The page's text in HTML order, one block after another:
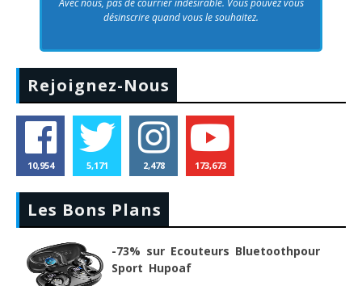
Avec nous, pas de courrier indésirable. Vous pouvez vous
désinscrire quand vous le souhaitez.
Rejoignez-Nous
10,954 5,171 2,478 173,673
Les Bons Plans
-73% sur Ecouteurs Bluetoothpour
Sport Hupoaf